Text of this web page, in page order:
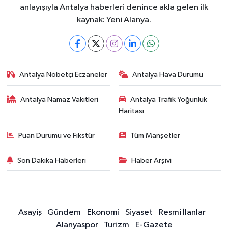
anlayışıyla Antalya haberleri denince akla gelen ilk
kaynak: Yeni Alanya.
Antalya Nöbetçi Eczaneler Antalya Hava Durumu
Antalya Namaz Vakitleri
Antalya Trafik Yoğunluk
Haritası
Puan Durumu ve Fikstür Tüm Manşetler
Son Dakika Haberleri Haber Arşivi
Asayiş Gündem Ekonomi Siyaset
Resmi İlanlar
Alanyaspor
Turizm E-Gazete